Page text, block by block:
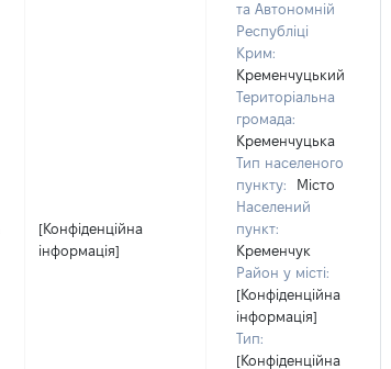
[Конфіденційна
інформація]
та Автономній
Республіці
Крим:
Кременчуцький
Територіальна
громада:
Кременчуцька
Тип населеного
пункту:
Місто
Населений
пункт:
Кременчук
Район у місті:
[Конфіденційна
інформація]
Тип:
[Конфіденційна